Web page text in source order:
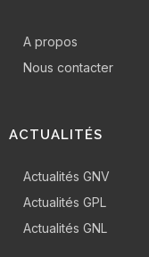
A propos
Nous contacter
ACTUALITÉS
Actualités GNV
Actualités GPL
Actualités GNL